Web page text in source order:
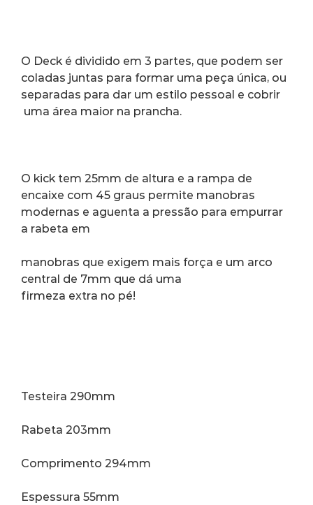
O Deck é dividido em 3 partes, que podem ser
coladas juntas para formar uma peça única, ou
separadas para dar um estilo pessoal e cobrir
uma área maior na prancha.
O kick tem 25mm de altura e a rampa de
encaixe com 45 graus permite manobras
modernas e aguenta a pressão para empurrar
a rabeta em
manobras que exigem mais força e um arco
central de 7mm que dá uma
firmeza extra no pé!
Testeira 290mm
Rabeta 203mm
Comprimento 294mm
Espessura 55mm